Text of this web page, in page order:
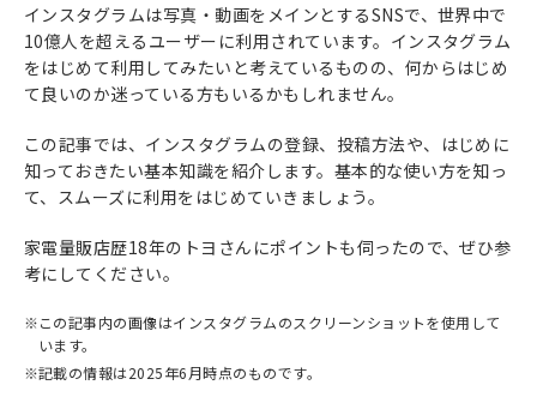
インスタグラムは写真・動画をメインとするSNSで、世界中で
10億人を超えるユーザーに利用されています。インスタグラム
をはじめて利用してみたいと考えているものの、何からはじめ
て良いのか迷っている方もいるかもしれません。
この記事では、インスタグラムの登録、投稿方法や、はじめに
知っておきたい基本知識を紹介します。基本的な使い方を知っ
て、スムーズに利用をはじめていきましょう。
家電量販店歴18年のトヨさんにポイントも伺ったので、ぜひ参
考にしてください。
※この記事内の画像はインスタグラムのスクリーンショットを使用して
います。
※記載の情報は2025年6月時点のものです。